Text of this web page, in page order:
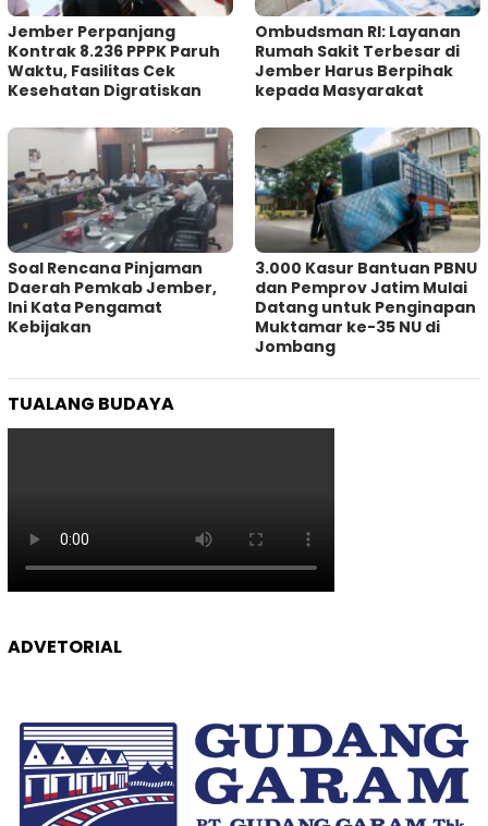
Jember Perpanjang
Kontrak 8.236 PPPK Paruh
Waktu, Fasilitas Cek
Kesehatan Digratiskan
Ombudsman RI: Layanan
Rumah Sakit Terbesar di
Jember Harus Berpihak
kepada Masyarakat
‎Soal Rencana Pinjaman
Daerah Pemkab Jember,
Ini Kata Pengamat
Kebijakan ‎
3.000 Kasur Bantuan PBNU
dan Pemprov Jatim Mulai
Datang untuk Penginapan
Muktamar ke-35 NU di
Jombang
TUALANG BUDAYA
ADVETORIAL